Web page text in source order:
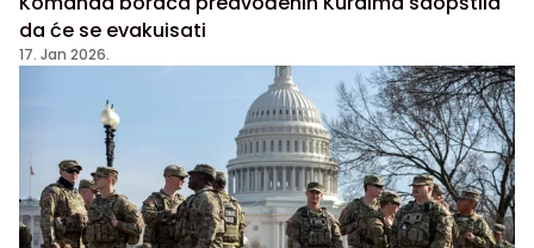
da će se evakuisati
17. Jan 2026.